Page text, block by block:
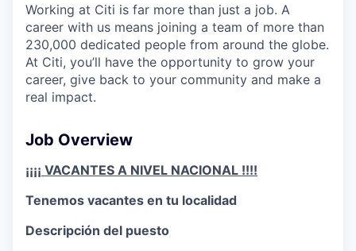
Working at Citi is far more than just a job. A
career with us means joining a team of more than
230,000 dedicated people from around the globe.
At Citi, you’ll have the opportunity to grow your
career, give back to your community and make a
real impact.
Job Overview
¡¡¡¡ VACANTES A NIVEL NACIONAL !!!!
Tenemos vacantes en tu localidad
Descripción del puesto